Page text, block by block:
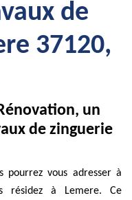
de
37120,
un
de zinguerie
pourrez vous adresser à
résidez à Lemere. Ce